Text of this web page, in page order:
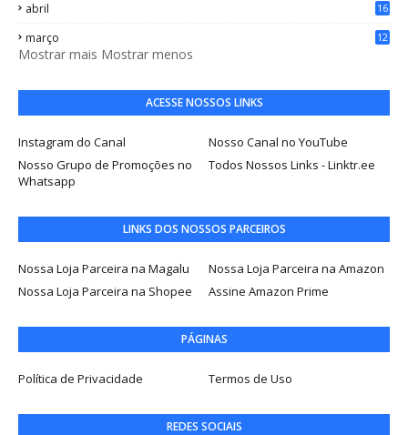
abril 16
março 12
Mostrar mais Mostrar menos
ACESSE NOSSOS LINKS
Instagram do Canal
Nosso Canal no YouTube
Nosso Grupo de Promoções no
Whatsapp
Todos Nossos Links - Linktr.ee
LINKS DOS NOSSOS PARCEIROS
Nossa Loja Parceira na Magalu
Nossa Loja Parceira na Amazon
Nossa Loja Parceira na Shopee
Assine Amazon Prime
PÁGINAS
Política de Privacidade Termos de Uso
REDES SOCIAIS